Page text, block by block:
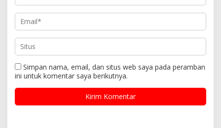
Simpan nama, email, dan situs web saya pada peramban
ini untuk komentar saya berikutnya.